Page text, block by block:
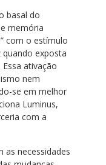
basal do
memória
com o estímulo
exposta
ativação
nem
se em melhor
Luminus,
com a
as necessidades